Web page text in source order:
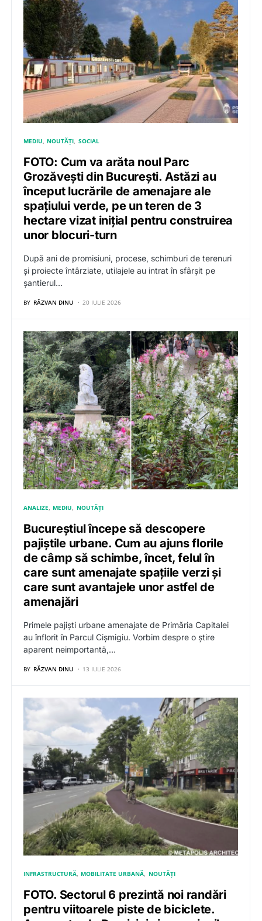
MEDIU NOUTĂȚI SOCIAL
FOTO: Cum va arăta noul Parc
Grozăvești din București. Astăzi au
început lucrările de amenajare ale
spațiului verde, pe un teren de 3
hectare vizat inițial pentru construirea
unor blocuri-turn
După ani de promisiuni, procese, schimburi de terenuri
și proiecte întârziate, utilajele au intrat în sfârșit pe
șantierul…
BY RĂZVAN DINU 20 IULIE 2026
ANALIZE MEDIU NOUTĂȚI
Bucureștiul începe să descopere
pajiștile urbane. Cum au ajuns florile
de câmp să schimbe, încet, felul în
care sunt amenajate spațiile verzi și
care sunt avantajele unor astfel de
amenajări
Primele pajiști urbane amenajate de Primăria Capitalei
au înflorit în Parcul Cișmigiu. Vorbim despre o știre
aparent neimportantă,…
BY RĂZVAN DINU 13 IULIE 2026
INFRASTRUCTURĂ MOBILITATE URBANĂ NOUTĂȚI
FOTO. Sectorul 6 prezintă noi randări
pentru viitoarele piste de biciclete.